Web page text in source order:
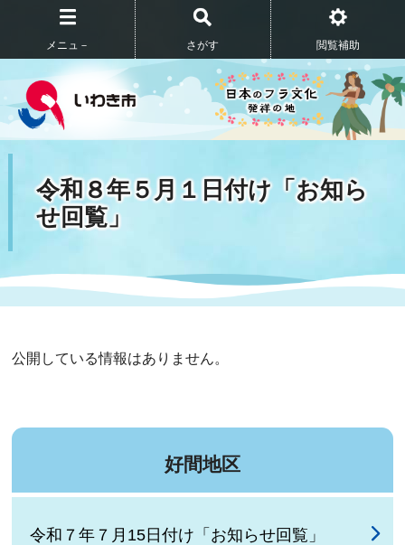
メニュ－ さがす 閲覧補助
令和８年５月１日付け「お知ら
せ回覧」
公開している情報はありません。
好間地区
令和７年７月15日付け「お知らせ回覧」